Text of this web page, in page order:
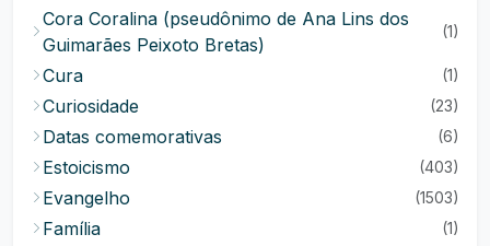
Cora Coralina (pseudônimo de Ana Lins dos
Guimarães Peixoto Bretas)
(1)
Cura (1)
Curiosidade (23)
Datas comemorativas (6)
Estoicismo (403)
Evangelho (1503)
Família (1)